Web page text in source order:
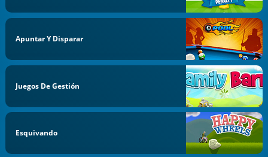
Apuntar Y Disparar
Juegos De Gestión
Esquivando